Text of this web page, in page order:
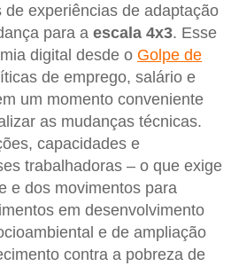
experiências de adaptação
para a escala 4x3. Esse
digital desde o Golpe de
de emprego, salário e
um momento conveniente
as mudanças técnicas.
capacidades e
trabalhadoras – o que exige
e dos movimentos para
em desenvolvimento
e de ampliação
contra a pobreza de